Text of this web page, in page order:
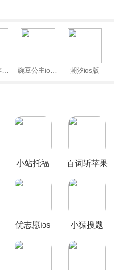
人民网+苹果版 潮汐ios版
小站托福
百词斩苹果
优志愿ios
小猿搜题